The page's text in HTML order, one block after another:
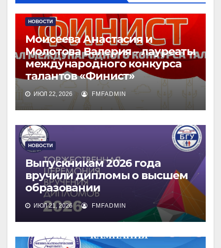
НОВОСТИ
Моисеева Анастасия и
Молотова Валерия – лауреаты
международного конкурса
талантов «Финист»
ИЮЛ 22, 2026 FMFADMIN
НОВОСТИ
Выпускникам 2026 года
вручили дипломы о высшем
образовании
ИЮЛ 21, 2026 FMFADMIN